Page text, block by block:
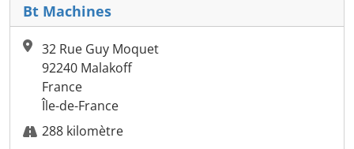
Bt Machines
32 Rue Guy Moquet
92240 Malakoff
France
Île-de-France
288 kilomètre